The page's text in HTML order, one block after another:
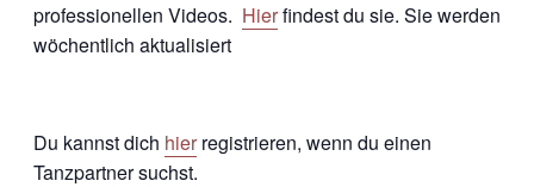
professionellen Videos. Hierfindest du sie. Sie werden
wöchentlich aktualisiert
Du kannst dich hier registrieren, wenn du einen
Tanzpartner suchst.